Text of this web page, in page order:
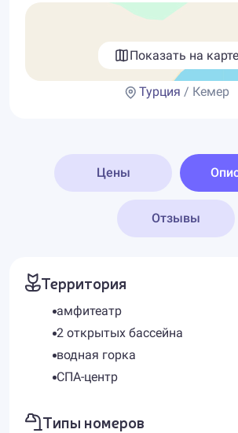
Показать на карте
Турция / Кемер
Цены
Отзывы
Территория
амфитеатр
2 открытых бассейна
водная горка
СПА-центр
Типы номеров